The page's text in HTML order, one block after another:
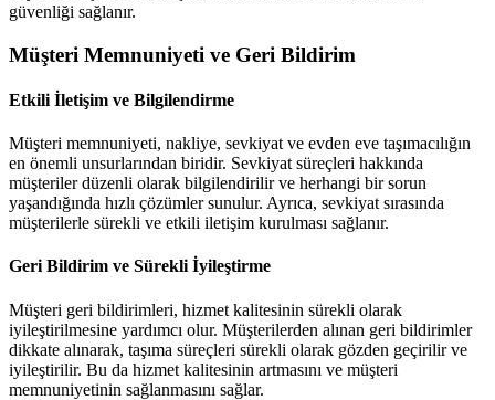
güvenliği sağlanır.
Müşteri Memnuniyeti ve Geri Bildirim
Etkili İletişim ve Bilgilendirme
Müşteri memnuniyeti, nakliye, sevkiyat ve evden eve taşımacılığın
en önemli unsurlarından biridir. Sevkiyat süreçleri hakkında
müşteriler düzenli olarak bilgilendirilir ve herhangi bir sorun
yaşandığında hızlı çözümler sunulur. Ayrıca, sevkiyat sırasında
müşterilerle sürekli ve etkili iletişim kurulması sağlanır.
Geri Bildirim ve Sürekli İyileştirme
Müşteri geri bildirimleri, hizmet kalitesinin sürekli olarak
iyileştirilmesine yardımcı olur. Müşterilerden alınan geri bildirimler
dikkate alınarak, taşıma süreçleri sürekli olarak gözden geçirilir ve
iyileştirilir. Bu da hizmet kalitesinin artmasını ve müşteri
memnuniyetinin sağlanmasını sağlar.